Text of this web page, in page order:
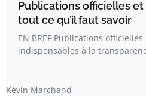
Publications officielles
tout ce qu’il faut savoir
EN BREF Publications
indispensables à la
Kévin Marchand